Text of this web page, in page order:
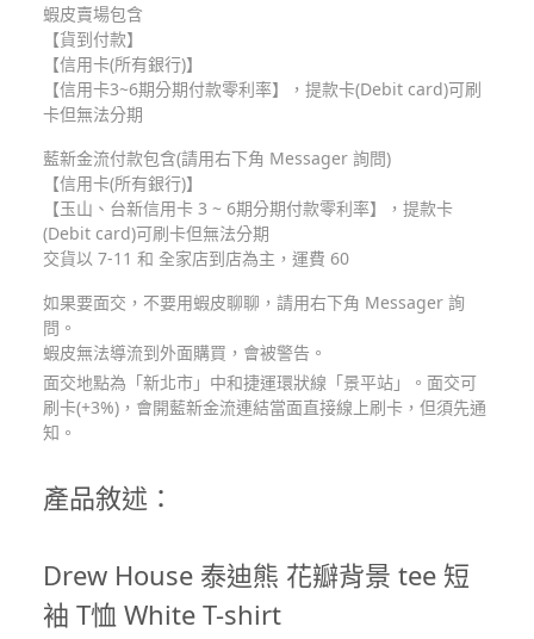
蝦皮賣場包含
【貨到付款】
【信用卡(所有銀行)】
【信用卡3~6期分期付款零利率】，提款卡(Debit card)可刷
卡但無法分期
藍新金流付款包含(請用右下角 Messager 詢問)
【信用卡(所有銀行)】
【玉山、台新信用卡 3 ~ 6期分期付款零利率】，提款卡
(Debit card)可刷卡但無法分期
交貨以 7-11 和 全家店到店為主，運費 60
如果要面交，不要用蝦皮聊聊，請用右下角 Messager 詢
問。
蝦皮無法導流到外面購買，會被警告。
面交地點為「新北市」中和捷運環狀線「景平站」。面交可
刷卡(+3%)，會開藍新金流連結當面直接線上刷卡，但須先通
知。
產品敘述：
Drew House 泰迪熊 花瓣背景 tee 短
袖 T恤 White T-shirt